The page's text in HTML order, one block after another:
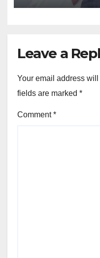
Leave a
Your email address
fields are marked *
Comment*